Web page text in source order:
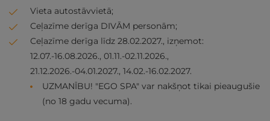
Vieta autostāvvietā;
Ceļazīme derīga DIVĀM personām;
Ceļazīme derīga līdz 28.02.2027., izņemot:
12.07.-16.08.2026., 01.11.-02.11.2026.,
21.12.2026.-04.01.2027., 14.02.-16.02.2027.
UZMANĪBU! "EGO SPA" var nakšņot tikai pieaugušie
(no 18 gadu vecuma).